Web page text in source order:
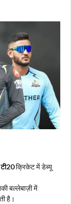
टी20क्रिकेट में डेब्यू
बल्लेबाज़ी में
है।